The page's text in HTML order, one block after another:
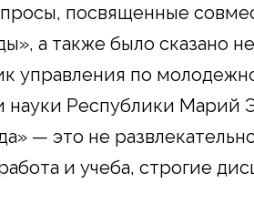
посвященные
а также было сказано
управления по
науки Республики Марий
— это не
и учеба, строгие